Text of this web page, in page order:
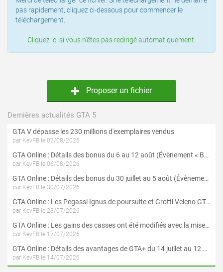
pas rapidement, cliquez ci-dessous pour commencer le
téléchargement.
Cliquez ici si vous n'êtes pas redirigé automatiquement.
Proposer un fichier
Dernières actualités GTA 5
GTA V dépasse les 230 millions d'exemplaires vendus
par KevFB le 07/08/2026
GTA Online : Détails des bonus du 6 au 12 août (Évènement « Braquages de l'été » - Suite et fin)
par KevFB le 06/08/2026
GTA Online : Détails des bonus du 30 juillet au 5 août (Évènement « Braquages d'été »)
par KevFB le 30/07/2026
GTA Online : Les Pegassi Ignus de poursuite et Grotti Veleno GT sont maintenant disponibles
par KevFB le 23/07/2026
GTA Online : Les gains des casses ont été modifiés avec la mise à jour « Le Braquage du Kortz Center »
par KevFB le 17/07/2026
GTA Online : Détails des avantages de GTA+ du 14 juillet au 12 août
par KevFB le 14/07/2026